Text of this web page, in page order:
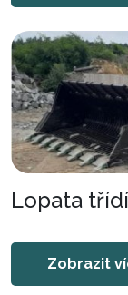
Lopata
Zobrazit